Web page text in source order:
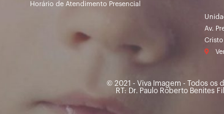
Horário de Atendimento Presencial
Av.
Cristo
© 2021 - Viva Imagem - Todos os
RT: Dr. Paulo Roberto Benites